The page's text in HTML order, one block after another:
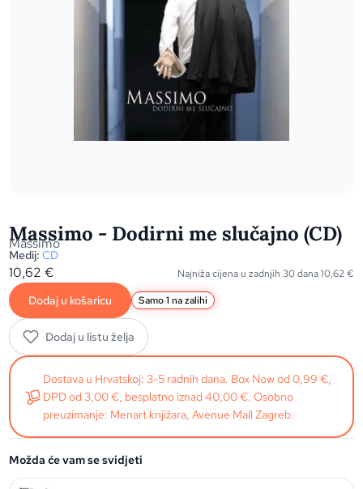
Massimo - Dodirni me slučajno (CD)
Massimo
Medij: CD
10,62€ Najniža cijena u zadnjih 30 dana10,62€
Dodaj u košaricu Samo 1 na zalihi
Dodaj u listu želja
Dostava u Hrvatskoj: 3-5 radnih dana. Box Now od 0,99 €,
DPD od 3,00 €, besplatno iznad 40,00 €. Osobno
preuzimanje: Menart knjižara, Avenue Mall Zagreb.
Možda će vam se svidjeti